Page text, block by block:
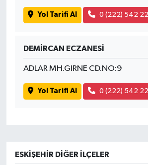
Yol Tarifi Al 0 (222) 542
DEMİRCAN ECZANESİ
ADLAR MH.GIRNE CD.NO:9
Yol Tarifi Al 0 (222) 542
ESKIŞEHIR DIĞER İLÇELER